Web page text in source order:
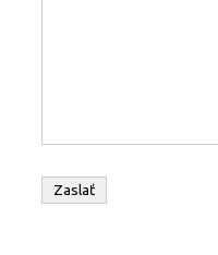
Zaslať